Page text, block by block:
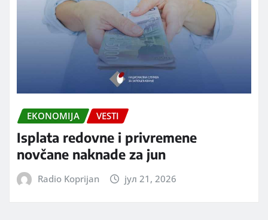
EKONOMIJA VESTI
Isplata redovne i privremene
novčane naknade za jun
Radio Koprijan јул 21, 2026